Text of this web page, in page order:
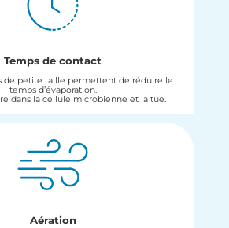
Temps de contact
de petite taille permettent de réduire le
temps d’évaporation.
dans la cellule microbienne et la tue.
Aération